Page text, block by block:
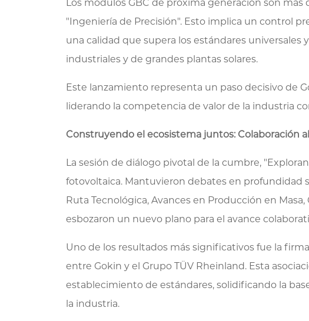
Los módulos GBC de próxima generación son
"Ingeniería de Precisión". Esto implica un control
una calidad que supera los estándares
industriales y de grandes plantas solares.
Este lanzamiento representa un paso decisivo de
liderando la competencia de valor de la industria
Construyendo el ecosistema juntos: Colaboración
La sesión de diálogo pivotal de la cumbre,
fotovoltaica. Mantuvieron debates en profundidad
Ruta Tecnológica, Avances en Producción en
esbozaron un nuevo plano para el avance
Uno de los resultados más significativos fue la
entre Gokin y el Grupo TÜV Rheinland. Esta
establecimiento de estándares, solidificando la
la industria.